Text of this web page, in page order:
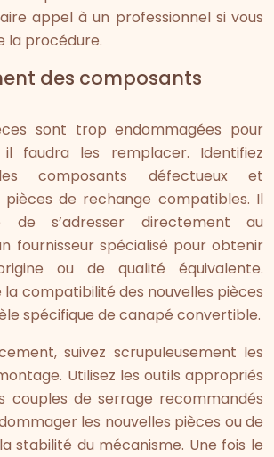
appel à un professionnel si vous
la procédure.
des composants
sont trop endommagées pour
faudra les remplacer. Identifiez
composants défectueux et
de rechange compatibles. Il
de s’adresser directement au
fournisseur spécialisé pour obtenir
ou de qualité équivalente.
la compatibilité des nouvelles pièces
spécifique de canapé convertible.
suivez scrupuleusement les
Utilisez les outils appropriés
couples de serrage recommandés
les nouvelles pièces ou de
stabilité du mécanisme. Une fois le